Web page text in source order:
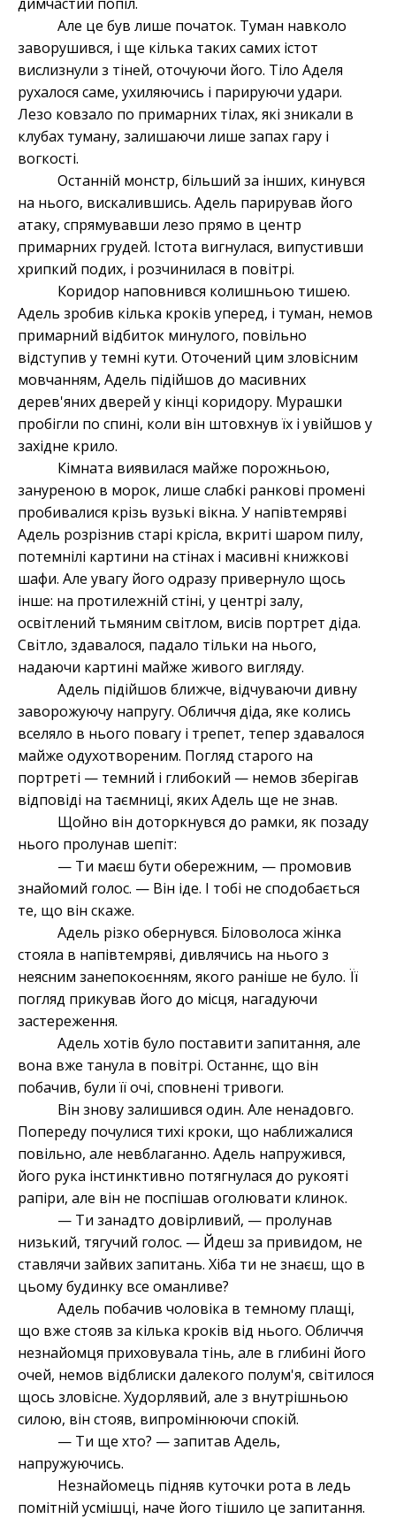
димчастий попіл.
Але це був лише початок. Туман навколо
заворушився, і ще кілька таких самих істот
вислизнули з тіней, оточуючи його. Тіло Аделя
рухалося саме, ухиляючись і парируючи удари.
Лезо ковзало по примарних тілах, які зникали в
клубах туману, залишаючи лише запах гару і
вогкості.
Останній монстр, більший за інших, кинувся
на нього, вискалившись. Адель парирував його
атаку, спрямувавши лезо прямо в центр
примарних грудей. Істота вигнулася, випустивши
хрипкий подих, і розчинилася в повітрі.
Коридор наповнився колишньою тишею.
Адель зробив кілька кроків уперед, і туман, немов
примарний відбиток минулого, повільно
відступив у темні кути. Оточений цим зловісним
мовчанням, Адель підійшов до масивних
дерев'яних дверей у кінці коридору. Мурашки
пробігли по спині, коли він штовхнув їх і увійшов у
західне крило.
Кімната виявилася майже порожньою,
зануреною в морок, лише слабкі ранкові промені
пробивалися крізь вузькі вікна. У напівтемряві
Адель розрізнив старі крісла, вкриті шаром пилу,
потемнілі картини на стінах і масивні книжкові
шафи. Але увагу його одразу привернуло щось
інше: на протилежній стіні, у центрі залу,
освітлений тьмяним світлом, висів портрет діда.
Світло, здавалося, падало тільки на нього,
надаючи картині майже живого вигляду.
Адель підійшов ближче, відчуваючи дивну
заворожуючу напругу. Обличчя діда, яке колись
вселяло в нього повагу і трепет, тепер здавалося
майже одухотвореним. Погляд старого на
портреті — темний і глибокий — немов зберігав
відповіді на таємниці, яких Адель ще не знав.
Щойно він доторкнувся до рамки, як позаду
нього пролунав шепіт:
— Ти маєш бути обережним, — промовив
знайомий голос. — Він іде. І тобі не сподобається
те, що він скаже.
Адель різко обернувся. Біловолоса жінка
стояла в напівтемряві, дивлячись на нього з
неясним занепокоєнням, якого раніше не було. Її
погляд прикував його до місця, нагадуючи
застереження.
Адель хотів було поставити запитання, але
вона вже танула в повітрі. Останнє, що він
побачив, були її очі, сповнені тривоги.
Він знову залишився один. Але ненадовго.
Попереду почулися тихі кроки, що наближалися
повільно, але невблаганно. Адель напружився,
його рука інстинктивно потягнулася до рукояті
рапіри, але він не поспішав оголювати клинок.
— Ти занадто довірливий, — пролунав
низький, тягучий голос. — Йдеш за привидом, не
ставлячи зайвих запитань. Хіба ти не знаєш, що в
цьому будинку все оманливе?
Адель побачив чоловіка в темному плащі,
що вже стояв за кілька кроків від нього. Обличчя
незнайомця приховувала тінь, але в глибині його
очей, немов відблиски далекого полум'я, світилося
щось зловісне. Худорлявий, але з внутрішньою
силою, він стояв, випромінюючи спокій.
— Ти ще хто? — запитав Адель,
напружуючись.
Незнайомець підняв куточки рота в ледь
помітній усмішці, наче його тішило це запитання.